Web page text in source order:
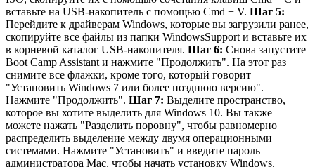
вставьте на USB-накопитель с помощью Cmd + V. Шаг 5:
Перейдите к драйверам Windows, которые вы загрузили ранее,
скопируйте все файлы из папки WindowsSupport и вставьте их
в корневой каталог USB-накопителя. Шаг 6: Снова запустите
Boot Camp Assistant и нажмите "Продолжить". На этот раз
снимите все флажки, кроме того, который говорит
"Установить Windows 7 или более позднюю версию".
Нажмите "Продолжить". Шаг 7: Выделите пространство,
которое вы хотите выделить для Windows 10. Вы также
можете нажать "Разделить поровну", чтобы равномерно
распределить выделение между двумя операционными
системами. Нажмите "Установить" и введите пароль
администратора Mac, чтобы начать установку Windows.